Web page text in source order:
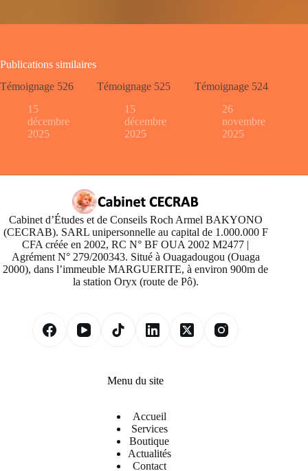
Publications similaires
Témoignage 526
15
décembre
2025
Témoignage 525
15
décembre
2025
Témoignage 524
26
novembre
2025
Cabinet d’Études et de Conseils Roch Armel BAKYONO
(CECRAB). SARL unipersonnelle au capital de 1.000.000 F
CFA créée en 2002, RC N° BF OUA 2002 M2477 |
Agrément N° 279/200343. Situé à Ouagadougou (Ouaga
2000), dans l’immeuble MARGUERITE, à environ 900m de
la station Oryx (route de Pô).
Menu du site
Accueil
Services
Boutique
Actualités
Contact